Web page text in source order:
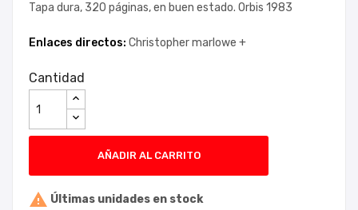
Tapa dura, 320 páginas, en buen estado. Orbis 1983
Enlaces directos: Christopher marlowe +
Cantidad
AÑADIR AL CARRITO
 Últimas unidades en stock